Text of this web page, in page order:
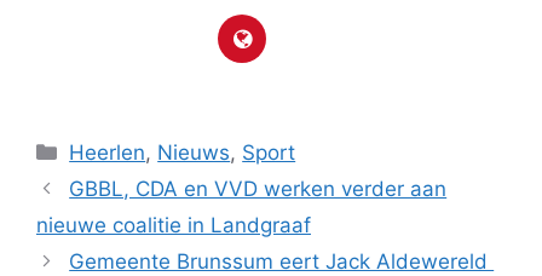
Categorieën
Heerlen, Nieuws, Sport
GBBL, CDA en VVD werken verder aan
nieuwe coalitie in Landgraaf
Gemeente Brunssum eert Jack Aldewereld